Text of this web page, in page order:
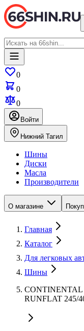
0
0
0
Войти
Нижний Тагил
Шины
Диски
Масла
Производители
О магазине
Главная
Каталог
Для легковых
Шины
CONTINENTAL
RUNFLAT 245/